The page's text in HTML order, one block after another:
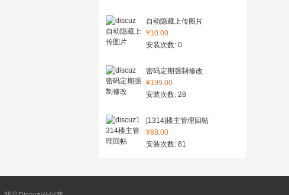
自动隐藏上传图片
¥10.00
安装次数: 0
密码定期强制修改
¥199.00
安装次数: 28
[1314]楼主管理回帖
¥68.00
安装次数: 81